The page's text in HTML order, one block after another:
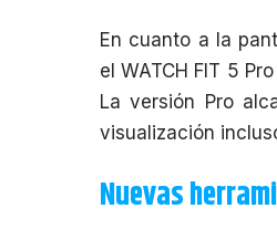
En cuanto a la
el WATCH FIT 5
La versión Pro
visualización
Nuevas